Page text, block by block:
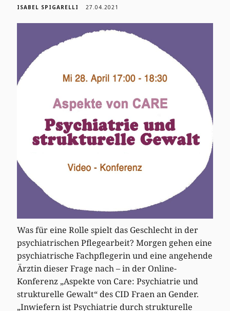
ISABEL SPIGARELLI 27.04.2021
Was für eine Rolle spielt das Geschlecht in der
psychiatrischen Pflegearbeit? Morgen gehen eine
psychiatrische Fachpflegerin und eine angehende
Ärztin dieser Frage nach – in der Online-
Konferenz „Aspekte von Care: Psychiatrie und
strukturelle Gewalt“ des CID Fraen an Gender.
„Inwiefern ist Psychiatrie durch strukturelle